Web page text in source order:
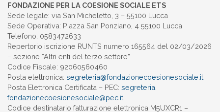
FONDAZIONE PER LA COESIONE SOCIALE ETS
Sede legale: via San Micheletto, 3 – 55100 Lucca
Sede Operativa: Piazza San Ponziano, 4 55100 Lucca
Telefono: 0583472633
Repertorio iscrizione RUNTS numero 165564 del 02/03/2026
– sezione “Altri enti del terzo settore”
Codice Fiscale: 92060560460
Posta elettronica: segreteria@fondazionecoesionesociale.it
Posta Elettronica Certificata – PEC: segreteria.
fondazionecoesionesociale@pec. it
Codice destinatario fatturazione elettronica M5UXCR1 –